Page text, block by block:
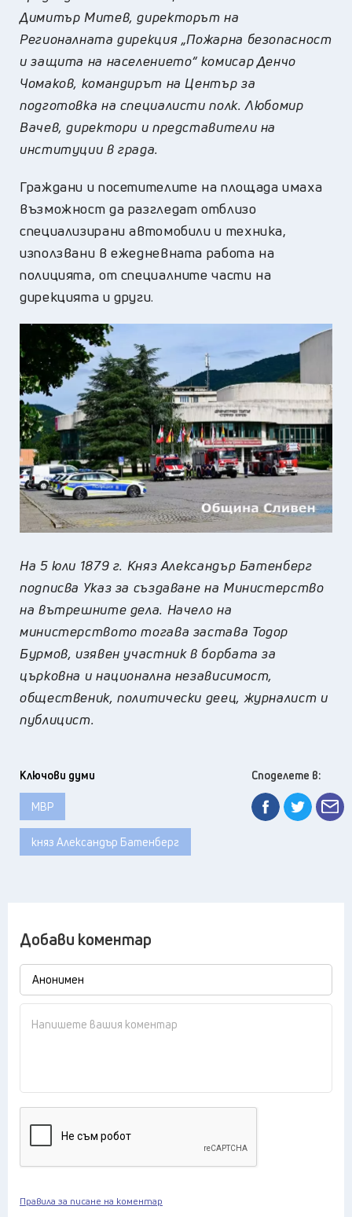
Димитър Митев, директорът на
Регионалната дирекция „Пожарна безопасност
и защита на населението“ комисар Денчо
Чомаков, командирът на Център за
подготовка на специалисти полк. Любомир
Вачев, директори и представители на
институции в града.
Граждани и посетителите на площада имаха
възможност да разгледат отблизо
специализирани автомобили и техника,
използвани в ежедневната работа на
полицията, от специалните части на
дирекцията и други.
На 5 юли 1879 г. Княз Александър Батенберг
подписва Указ за създаване на Министерство
на вътрешните дела. Начело на
министерството тогава застава Тодор
Бурмов, изявен участник в борбата за
църковна и национална независимост,
общественик, политически деец, журналист и
публицист.
Ключови думи
МВР
княз Александър Батенберг
Споделете в:
Добави коментар
Правила за писане на коментар